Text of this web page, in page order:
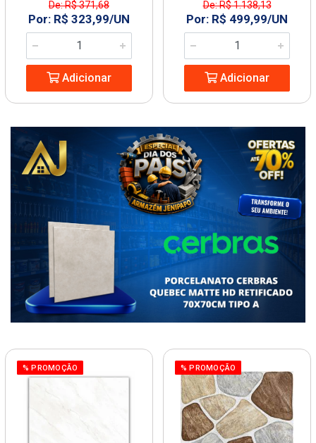
De: R$ 371,68
Por: R$ 323,99/UN
Adicionar
De: R$ 1.138,13
Por: R$ 499,99/UN
Adicionar
% PROMOÇÃO % PROMOÇÃO